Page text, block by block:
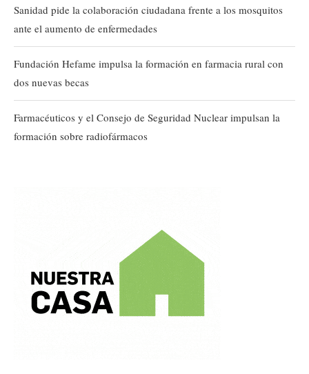
Sanidad pide la colaboración ciudadana frente a los mosquitos
ante el aumento de enfermedades
Fundación Hefame impulsa la formación en farmacia rural con
dos nuevas becas
Farmacéuticos y el Consejo de Seguridad Nuclear impulsan la
formación sobre radiofármacos